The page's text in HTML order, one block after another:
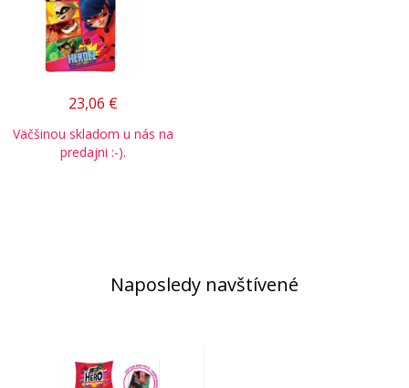
23,06 €
Väčšinou skladom u nás na
predajni :-).
Naposledy navštívené